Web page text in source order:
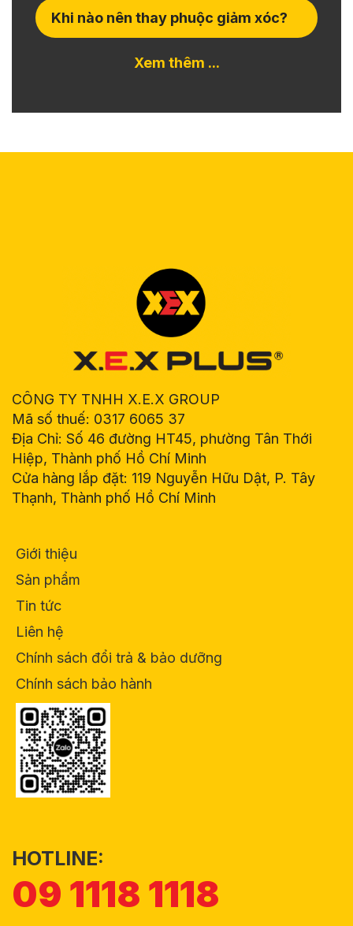
Khi nào nên thay phuộc giảm xóc?
Xem thêm ...
CÔNG TY TNHH X.E.X GROUP
Mã số thuế: 0317 6065 37
Địa Chỉ: Số 46 đường HT45, phường Tân Thới
Hiệp, Thành phố Hồ Chí Minh
Cửa hàng lắp đặt: 119 Nguyễn Hữu Dật, P. Tây
Thạnh, Thành phố Hồ Chí Minh
Giới thiệu
Sản phẩm
Tin tức
Liên hệ
Chính sách đổi trả & bảo dưỡng
Chính sách bảo hành
HOTLINE:
09 1118 1118